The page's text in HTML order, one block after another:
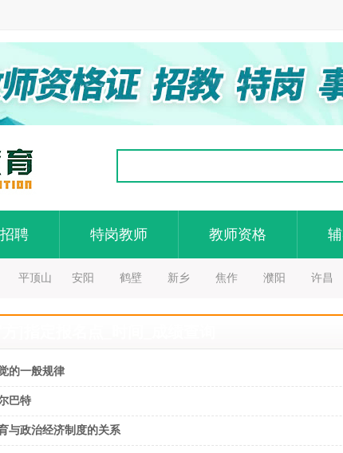
聘 特岗教师 教师资格
平顶山 安阳 鹤壁 新乡 焦作 濮阳 许昌
]指定报名点_时间_成绩查询
的一般规律
巴特
与政治经济制度的关系